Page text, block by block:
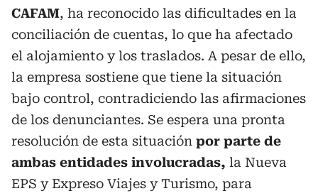
CAFAM, ha reconocido las dificultades en la
conciliación de cuentas, lo que ha afectado
el alojamiento y los traslados. A pesar de ello,
la empresa sostiene que tiene la situación
bajo control, contradiciendo las afirmaciones
de los denunciantes. Se espera una pronta
resolución de esta situación por parte de
ambas entidades involucradas, la Nueva
EPS y Expreso Viajes y Turismo, para